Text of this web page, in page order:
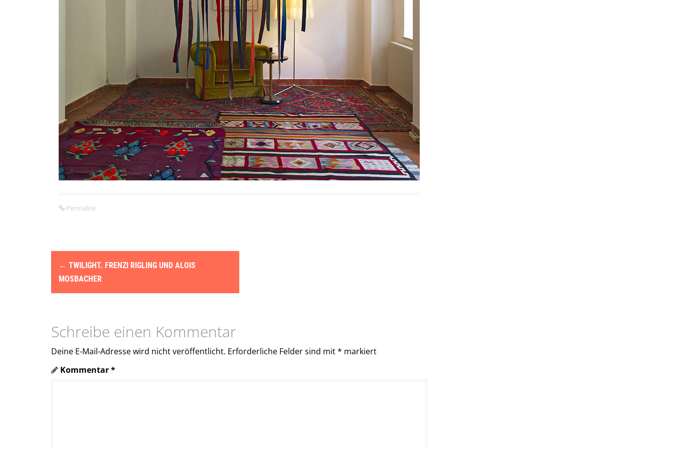
Permalink
N
a
v
g
a
t
← TWILIGHT. FRENZI RIGLING UND ALOIS
MOSBACHER
Schreibe einen Kommentar
Deine E-Mail-Adresse wird nicht veröffentlicht. Erforderliche Felder sind mit* markiert
Kommentar*